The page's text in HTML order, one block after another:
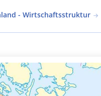
- Wirtschaftsstruktur